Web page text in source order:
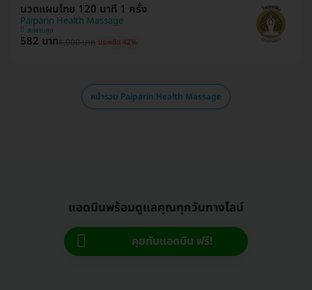
นวดแผนไทย 120 นาที 1 ครั้ง
Paiparin Health Massage
สะพานสูง
582 บาท1,000 บาท ประหยัด 42%
หน้ารวม Paiparin Health Massage
แอดมินพร้อมดูแลคุณทุกวันทางไลน์
คุยกับแอดมิน ฟรี!